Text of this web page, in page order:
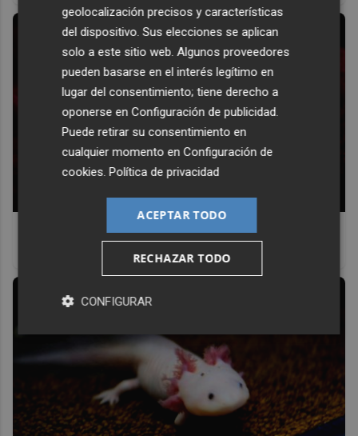
El diamante que simboliza la feminidad indomable
geolocalización precisos y características
del dispositivo. Sus elecciones se aplican
solo a este sitio web. Algunos proveedores
pueden basarse en el interés legítimo en
lugar del consentimiento; tiene derecho a
oponerse enConfiguración de publicidad.
Puede retirar su consentimiento en
cualquier momento enConfiguración de
cookies.Política de privacidad
ACEPTAR TODO
RECHAZAR TODO
CONFIGURAR